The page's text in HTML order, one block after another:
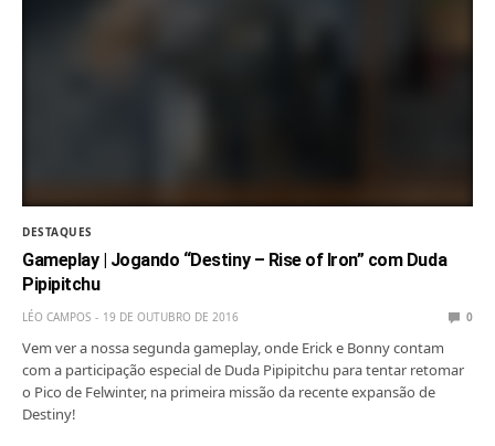
DESTAQUES
Gameplay | Jogando “Destiny – Rise of Iron” com Duda
Pipipitchu
LÉO CAMPOS 19 DE OUTUBRO DE 2016 0
Vem ver a nossa segunda gameplay, onde Erick e Bonny contam
com a participação especial de Duda Pipipitchu para tentar retomar
o Pico de Felwinter, na primeira missão da recente expansão de
Destiny!